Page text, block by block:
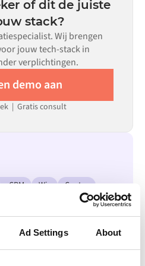
Ad Settings About
systemen zijn er kant-en-
in de Alumio
aanzienlijk verkort.
of dit de juiste
stack?
Wij brengen
jouw tech-stack in
verplichtingen.
demo aan
| Gratis consult
CRM Wix
Centra
SAP ECC - R/3